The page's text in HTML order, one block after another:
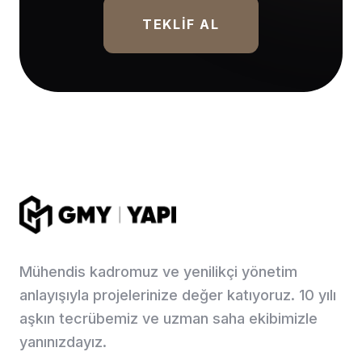
TEKLIF AL
Mühendis kadromuz ve yenilikçi yönetim
anlayışıyla projelerinize değer katıyoruz. 10 yılı
aşkın tecrübemiz ve uzman saha ekibimizle
yanınızdayız.